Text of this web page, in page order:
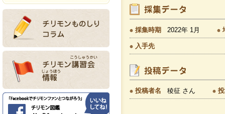
採集時期 2022年 1月
入手先
投稿者名 稜征 さん